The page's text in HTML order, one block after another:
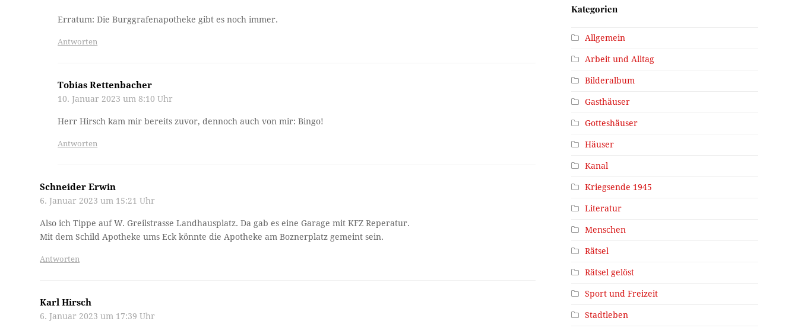
Erratum: Die Burggrafenapotheke gibt es noch immer.
Antworten
Tobias Rettenbacher
10. Januar 2023 um 8:10 Uhr
Herr Hirsch kam mir bereits zuvor, dennoch auch von mir: Bingo!
Antworten
Schneider Erwin
6. Januar 2023 um 15:21 Uhr
Also ich Tippe auf W. Greilstrasse Landhausplatz. Da gab es eine Garage mit KFZ Reperatur.
Mit dem Schild Apotheke ums Eck könnte die Apotheke am Boznerplatz gemeint sein.
Antworten
Karl Hirsch
6. Januar 2023 um 17:39 Uhr
Kategorien
Allgemein
Arbeit und Alltag
Bilderalbum
Gasthäuser
Gotteshäuser
Häuser
Kanal
Kriegsende 1945
Literatur
Menschen
Rätsel
Rätsel gelöst
Sport und Freizeit
Stadtleben